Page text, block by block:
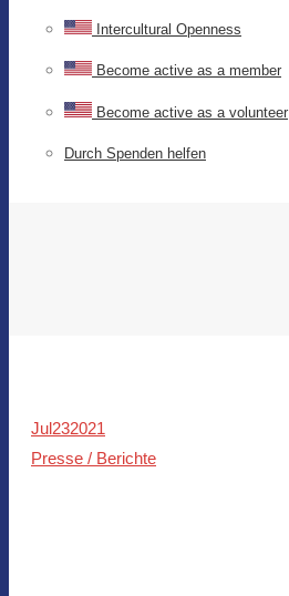
Intercultural Openness
Become active as a member
Become active as a volunteer
Durch Spenden helfen
Jul232021
Presse / Berichte